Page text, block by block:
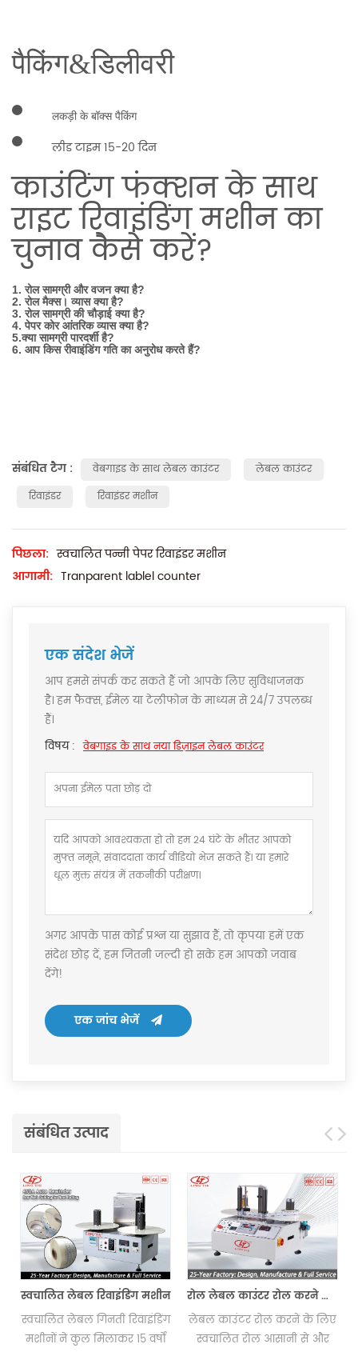
पैकिंग&डिलीवरी
लकड़ी के बॉक्स पैकिंग
लीड टाइम 15-20 दिन
काउंटिंग फंक्शन के साथ
राइट रिवाइंडिंग मशीन का
चुनाव कैसे करें?
1. रोल सामग्री और वजन क्या है?
2. रोल मैक्स। व्यास क्या है?
3. रोल सामग्री की चौड़ाई क्या है?
4. पेपर कोर आंतरिक व्यास क्या है?
5.क्या सामग्री पारदर्शी है?
6. आप किस रीवाइंडिंग गति का अनुरोध करते हैं?
संबंधित टैग : वेबगाइड के साथ लेबल काउंटर
लेबल काउंटर
रिवाइंडर
रिवाइंडर मशीन
पिछला: स्वचालित पन्नी पेपर रिवाइंडर मशीन
आगामी: Tranparent lablel counter
एक संदेश भेजें
आप हमसे संपर्क कर सकते हैं जो आपके लिए सुविधाजनक
है। हम फैक्स, ईमेल या टेलीफोन के माध्यम से 24/7 उपलब्ध
हैं।
विषय : वेबगाइड के साथ नया डिज़ाइन लेबल काउंटर
अगर आपके पास कोई प्रश्न या सुझाव हैं, तो कृपया हमें एक
संदेश छोड़ दें, हम जितनी जल्दी हो सके हम आपको जवाब
देंगे!
एक जांच भेजें
संबंधित उत्पाद
स्वचालित लेबल रिवाइंडिंग मशीन
स्वचालित लेबल गिनती रिवाइंडिंग
मशीनों ने कुल मिलाकर 15 वर्षों
रोल लेबल काउंटर रोल करने के लिए रोल
लेबल काउंटर रोल करने के लिए
स्वचालित रोल आसानी से और